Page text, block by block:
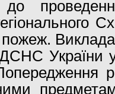
до
пожеж.
України у